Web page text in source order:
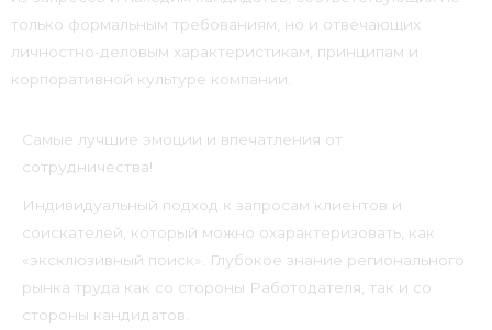
только формальным требованиям, но и отвечающих
личностно-деловым характеристикам, принципам и
корпоративной культуре компании.
Самые лучшие эмоции и впечатления от
сотрудничества!
Индивидуальный подход к запросам клиентов и
соискателей, который можно охарактеризовать, как
«эксклюзивный поиск». Глубокое знание регионального
рынка труда как со стороны Работодателя, так и со
стороны кандидатов.